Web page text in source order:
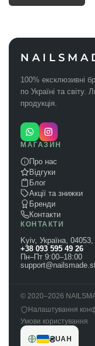
100% ексклюзивні
по Україні та світу.
продукція.
МАГАЗИН
Про нас
Відгуки
Блог
Акції та знижки
Бренди
Контакти
КОНТАКТИ
Kyiv, Україна,
+38 093 595 49 26
Пн–Пт 9:00–18:00
© 2020–2026
Налаштування
Умови користування
₴UAH